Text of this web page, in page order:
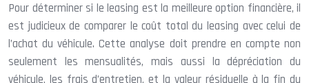
Pour déterminer si le leasing est la meilleure option financière, il
est judicieux de comparer le coût total du leasing avec celui de
l’achat du véhicule. Cette analyse doit prendre en compte non
seulement les mensualités, mais aussi la dépréciation du
véhicule, les frais d’entretien, et la valeur résiduelle à la fin du